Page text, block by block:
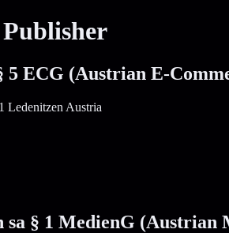
5 ECG (Austrian E-
Ledenitzen Austria
§ 1 MedienG (Austrian